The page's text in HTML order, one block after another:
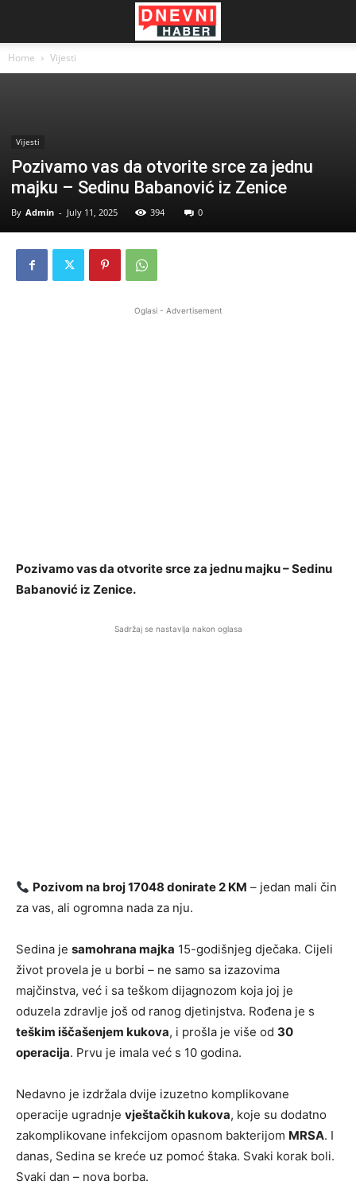
Home Vijesti
Vijesti
Pozivamo vas da otvorite srce za jednu
majku – Sedinu Babanović iz Zenice
By Admin - July 11, 2025 394 0
Oglasi - Advertisement
Pozivamo vas da otvorite srce za jednu majku – Sedinu
Babanović iz Zenice.
Sadržaj se nastavlja nakon oglasa
Pozivom na broj 17048 donirate 2 KM – jedan mali čin
za vas, ali ogromna nada za nju.
Sedina je samohrana majka 15-godišnjeg dječaka. Cijeli
život provela je u borbi – ne samo sa izazovima
majčinstva, već i sa teškom dijagnozom koja joj je
oduzela zdravlje još od ranog djetinjstva. Rođena je s
teškim iščašenjem kukova, i prošla je više od 30
operacija. Prvu je imala već s 10 godina.
Nedavno je izdržala dvije izuzetno komplikovane
operacije ugradnje vještačkih kukova, koje su dodatno
zakomplikovane infekcijom opasnom bakterijom MRSA. I
danas, Sedina se kreće uz pomoć štaka. Svaki korak boli.
Svaki dan – nova borba.